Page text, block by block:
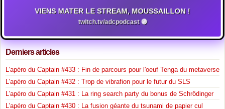
VIENS MATER LE STREAM, MOUSSAILLON !
twitch.tv/adcpodcast 🟣
Derniers articles
L'apéro du Captain #433 : Fin de parcours pour l'oeuf Tenga du metaverse
L'apéro du Captain #432 : Trop de vibrafion pour le futur du SLS
L'apéro du Captain #431 : La ring search party du bonus de Schrödinger
L'apéro du Captain #430 : La fusion géante du tsunami de papier cul